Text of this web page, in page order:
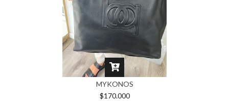
MYKONOS
$170.000